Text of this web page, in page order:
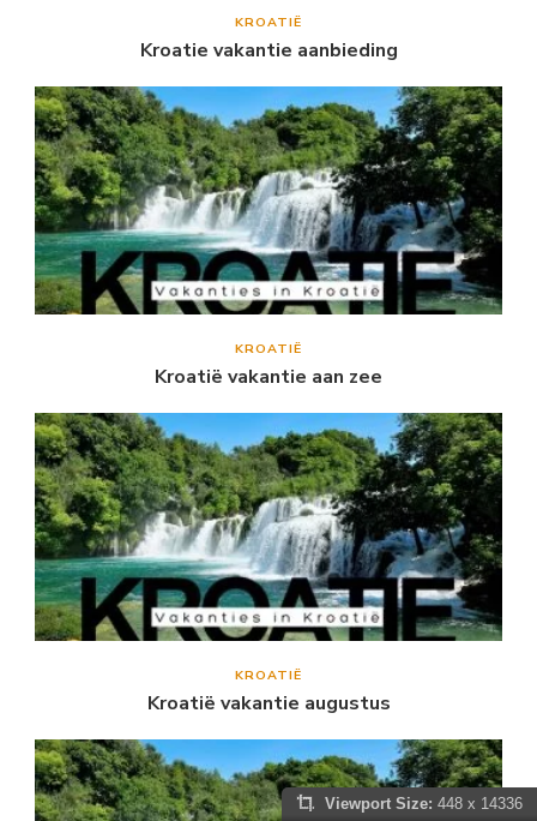
KROATIË
Kroatie vakantie aanbieding
KROATIË
Kroatië vakantie aan zee
KROATIË
Kroatië vakantie augustus
Viewport Size: 448 x 14336